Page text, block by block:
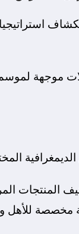
موجهة لموسم
المنتجات
للأهل